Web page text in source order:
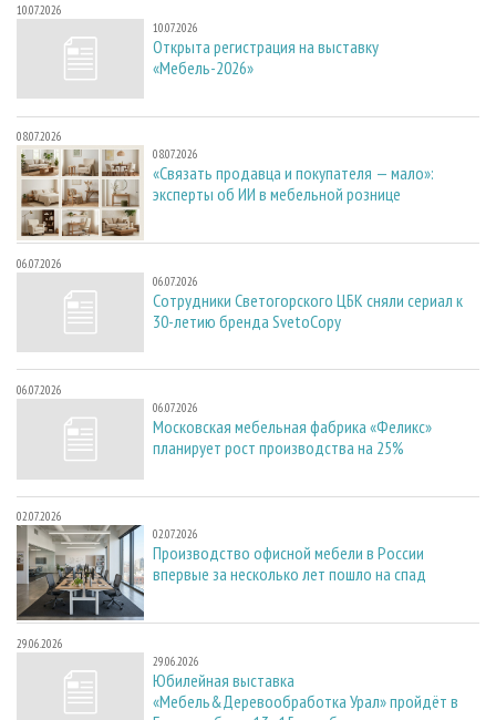
10.07.2026
10.07.2026
Открыта регистрация на выставку
«Мебель-2026»
08.07.2026
08.07.2026
«Связать продавца и покупателя — мало»:
эксперты об ИИ в мебельной рознице
06.07.2026
06.07.2026
Сотрудники Светогорского ЦБК сняли сериал к
30-летию бренда SvetoCopy
06.07.2026
06.07.2026
Московская мебельная фабрика «Феликс»
планирует рост производства на 25%
02.07.2026
02.07.2026
Производство офисной мебели в России
впервые за несколько лет пошло на спад
29.06.2026
29.06.2026
Юбилейная выставка
«Мебель&Деревообработка Урал» пройдёт в